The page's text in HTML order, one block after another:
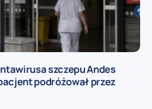
szczepu Andes
podróżował przez